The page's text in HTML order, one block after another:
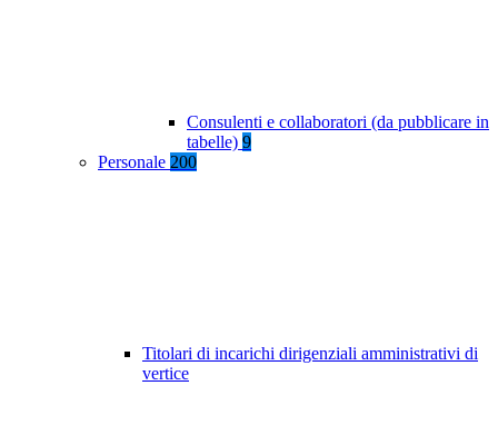
Consulenti e collaboratori (da pubblicare in
tabelle) 9
Personale 200
Titolari di incarichi dirigenziali amministrativi di
vertice